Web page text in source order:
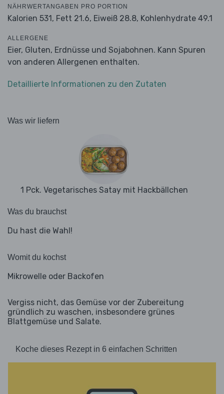
NÄHRWERTANGABEN PRO PORTION
Kalorien 531, Fett 21.6, Eiweiß 28.8, Kohlenhydrate 49.1
ALLERGENE
Eier, Gluten, Erdnüsse und Sojabohnen. Kann Spuren
von anderen Allergenen enthalten.
Detaillierte Informationen zu den Zutaten
Was wir liefern
1 Pck. Vegetarisches Satay mit Hackbällchen
Was du brauchst
Du hast die Wahl!
Womit du kochst
Mikrowelle oder Backofen
Vergiss nicht, das Gemüse vor der Zubereitung
gründlich zu waschen, insbesondere grünes
Blattgemüse und Salate.
Koche dieses Rezept in 6 einfachen Schritten